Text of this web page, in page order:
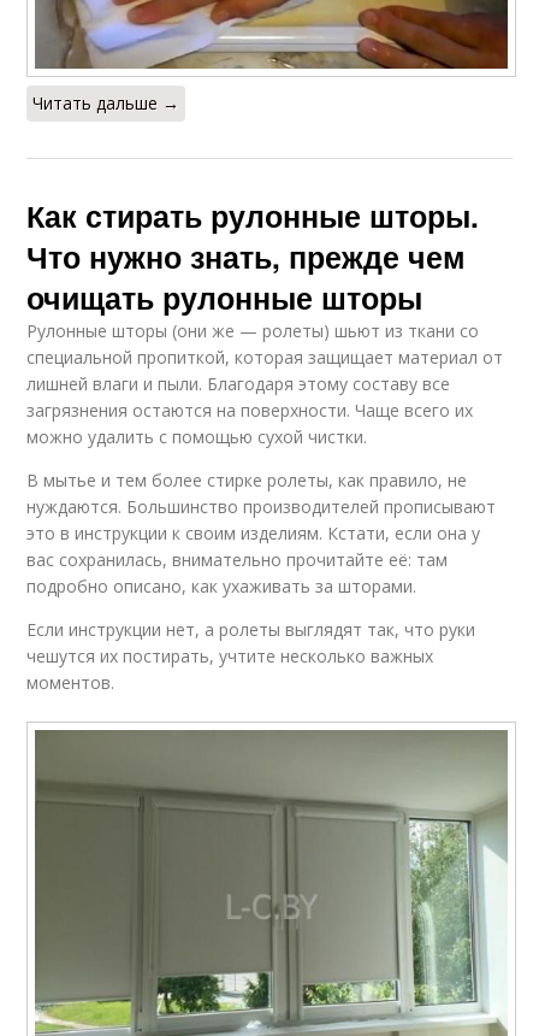
Читать дальше →
Как стирать рулонные шторы.
Что нужно знать, прежде чем
очищать рулонные шторы
Рулонные шторы (они же — ролеты) шьют из ткани со
специальной пропиткой, которая защищает материал от
лишней влаги и пыли. Благодаря этому составу все
загрязнения остаются на поверхности. Чаще всего их
можно удалить с помощью сухой чистки.
В мытье и тем более стирке ролеты, как правило, не
нуждаются. Большинство производителей прописывают
это в инструкции к своим изделиям. Кстати, если она у
вас сохранилась, внимательно прочитайте её: там
подробно описано, как ухаживать за шторами.
Если инструкции нет, а ролеты выглядят так, что руки
чешутся их постирать, учтите несколько важных
моментов.